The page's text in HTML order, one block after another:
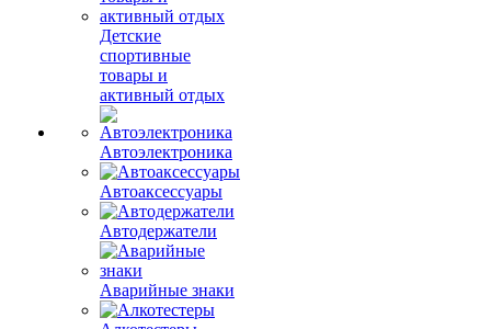
Детские
спортивные
товары и
активный отдых
Автоэлектроника
Автоаксессуары
Автодержатели
Аварийные знаки